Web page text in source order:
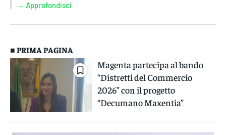
→ Approfondisci
■ PRIMA PAGINA
Magenta partecipa al bando
“Distretti del Commercio
2026” con il progetto
“Decumano Maxentia”